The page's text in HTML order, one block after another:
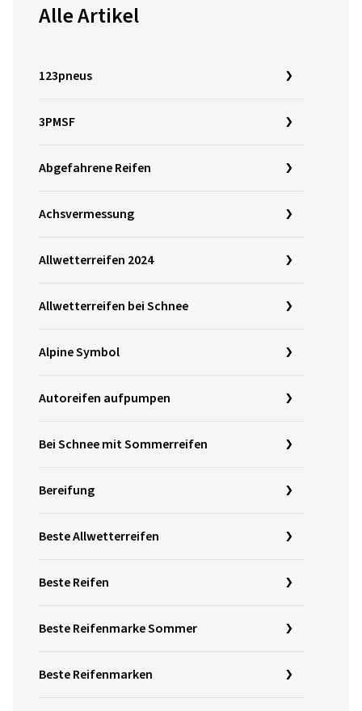
Alle Artikel
123pneus
3PMSF
Abgefahrene Reifen
Achsvermessung
Allwetterreifen 2024
Allwetterreifen bei Schnee
Alpine Symbol
Autoreifen aufpumpen
Bei Schnee mit Sommerreifen
Bereifung
Beste Allwetterreifen
Beste Reifen
Beste Reifenmarke Sommer
Beste Reifenmarken